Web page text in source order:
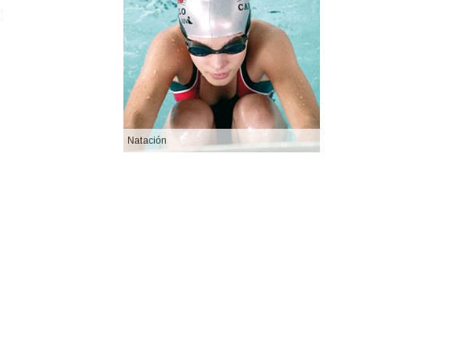
Natación